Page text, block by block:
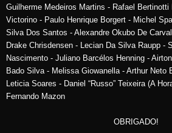
Guilherme Medeiros Martins - Rafael
Victorino - Paulo Henrique Borgert - Michel
Silva Dos Santos - Alexandre Okubo De
Drake Chrisdensen - Lecian Da Silva Raupp -
Nascimento - Juliano Barcélos Henning -
Bado Silva - Melissa Giowanella - Arthur Neto
Leticia Soares - Daniel “Russo” Teixeira (A
Fernando Mazon
OBRIGADO!